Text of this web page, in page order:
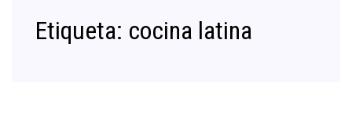
Etiqueta: cocina latina